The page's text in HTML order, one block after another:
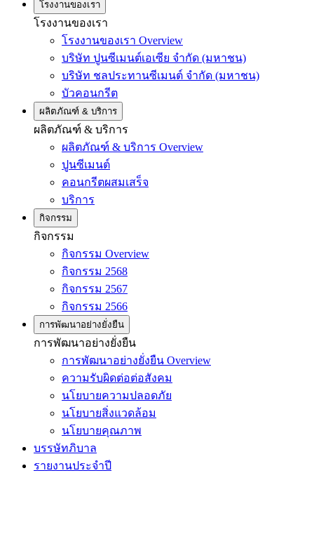
โรงงานของเรา
โรงงานของเรา
โรงงานของเรา Overview
บริษัท ปูนซีเมนต์เอเซีย จำกัด (มหาชน)
บริษัท ชลประทานซีเมนต์ จำกัด (มหาชน)
บัวคอนกรีต
ผลิตภัณฑ์ & บริการ
ผลิตภัณฑ์ & บริการ
ผลิตภัณฑ์ & บริการ Overview
ปูนซีเมนต์
คอนกรีตผสมเสร็จ
บริการ
กิจกรรม
กิจกรรม
กิจกรรม Overview
กิจกรรม 2568
กิจกรรม 2567
กิจกรรม 2566
การพัฒนาอย่างยั่งยืน
การพัฒนาอย่างยั่งยืน
การพัฒนาอย่างยั่งยืน Overview
ความรับผิดต่อต่อสังคม
นโยบายความปลอดภัย
นโยบายสิ่งแวดล้อม
นโยบายคุณภาพ
บรรษัทภิบาล
รายงานประจำปี